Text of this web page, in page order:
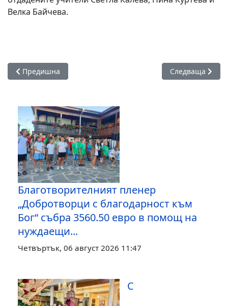
Велка Байчева.
Предишна статия: Предстои церемония по награждаване
Предишна Следваща
Следваща
Благотворителният пленер
„Добротворци с благодарност към
Бог“ събра 3560.50 евро в помощ на
нуждаещи...
Четвъртък, 06 август 2026 11:47
С